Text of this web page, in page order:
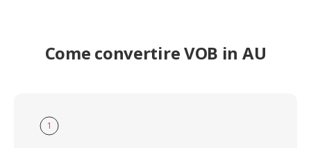
Come convertire VOB in AU
1